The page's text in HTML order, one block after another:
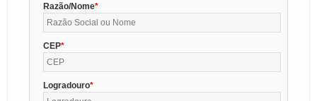
Razão/Nome
CEP
Logradouro